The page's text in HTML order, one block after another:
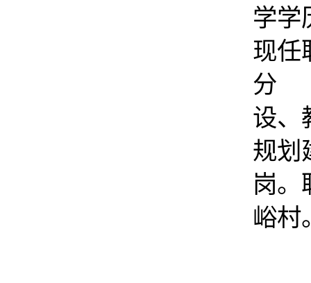
学学
现任
分
设、
规划
岗。
峪村